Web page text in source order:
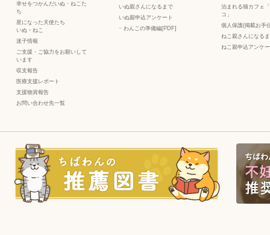
幸せをつかんだいぬ・ねこた
ち
星になった天使たち
いぬ ・ ねこ
迷子情報
ご支援・ご協力をお願いして
います
収支報告
医療支援レポート
支援物資報告
お問い合わせ先一覧
いぬ親さんになるまで
いぬ親申込アンケート
− わんこの準備編[PDF]
泊まれる猫カフェ
コ」
個人保護(掲載お手
ねこ親さんになる
ねこ親申込アンケ